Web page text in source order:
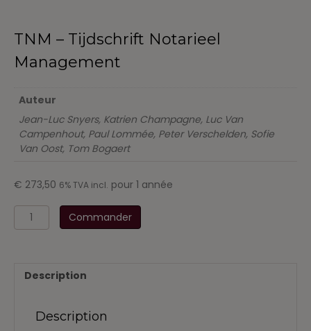
TNM – Tijdschrift Notarieel
Management
Auteur
Jean-Luc Snyers, Katrien Champagne, Luc Van
Campenhout, Paul Lommée, Peter Verschelden, Sofie
Van Oost, Tom Bogaert
€ 273,50 6% TVA incl. pour 1 année
quantité
de
Notarieel
Commander
Description
Description